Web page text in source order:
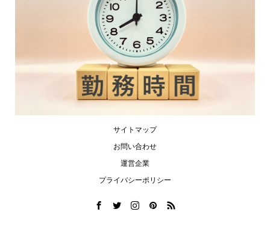
サイトマップ
お問い合わせ
運営企業
プライバシーポリシー